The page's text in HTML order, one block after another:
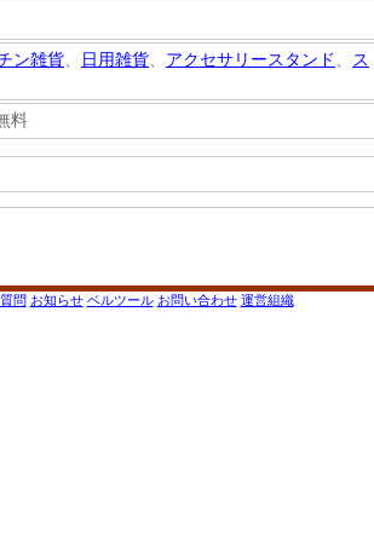
ン雑貨、 日用雑貨、 アクセサリースタンド 、 ス
料
問 お知らせ ベルツール お問い合わせ 運営組織